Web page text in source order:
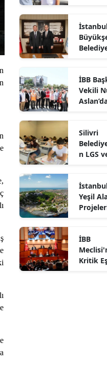
Silivri
Ziyaret
İBB
Vekili
Yakın
Silivri
n LGS
Eğitim
Yeşil
İBB
Kritik